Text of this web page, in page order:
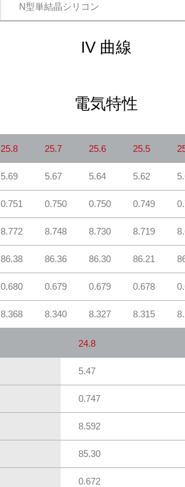
N型単結晶シリコン
IV 曲線
電気特性
25.8 25.7 25.6 25.5
5.69 5.67 5.64 5.62
0.751 0.750 0.750 0.749
8.772 8.748 8.730 8.719
86.38 86.36 86.30 86.21
0.680 0.679 0.679 0.678
8.368 8.340 8.327 8.315
24.8
5.47
0.747
8.592
85.30
0.672